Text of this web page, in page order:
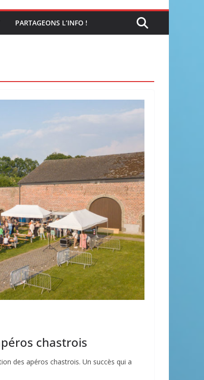
PARTAGEONS L’INFO !
chastrois
des apéros chastrois. Un succès qui a